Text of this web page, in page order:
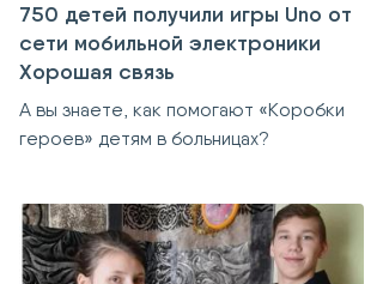
750 детей получили игры Uno от
сети мобильной электроники
Хорошая связь
А вы знаете, как помогают «Коробки
героев» детям в больницах?